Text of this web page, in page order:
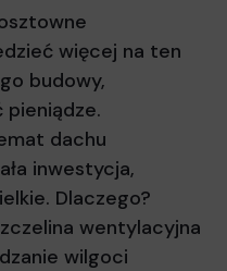
więcej na ten
budowy,
pieniądze.
dachu
inwestycja,
Dlaczego?
wentylacyjna
wilgoci